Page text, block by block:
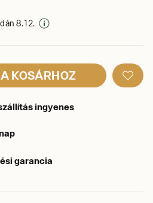
8. 12.
KOSÁRHOZ
ingyenes
garancia